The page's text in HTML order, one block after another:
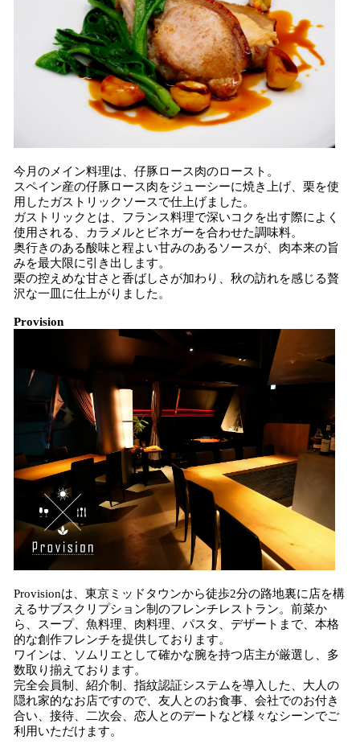
今月のメイン料理は、仔豚ロース肉のロースト。
スペイン産の仔豚ロース肉をジューシーに焼き上げ、栗を使
用したガストリックソースで仕上げました。
ガストリックとは、フランス料理で深いコクを出す際によく
使用される、カラメルとビネガーを合わせた調味料。
奥行きのある酸味と程よい甘みのあるソースが、肉本来の旨
みを最大限に引き出します。
栗の控えめな甘さと香ばしさが加わり、秋の訪れを感じる贅
沢な一皿に仕上がりました。
Provision
Provisionは、東京ミッドタウンから徒歩2分の路地裏に店を構
えるサブスクリプション制のフレンチレストラン。前菜か
ら、スープ、魚料理、肉料理、パスタ、デザートまで、本格
的な創作フレンチを提供しております。
ワインは、ソムリエとして確かな腕を持つ店主が厳選し、多
数取り揃えております。
完全会員制、紹介制、指紋認証システムを導入した、大人の
隠れ家的なお店ですので、友人とのお食事、会社でのお付き
合い、接待、二次会、恋人とのデートなど様々なシーンでご
利用いただけます。